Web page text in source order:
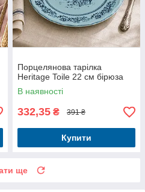
Порцелянова тарілка
Heritage Toile 22 см бірюза
В наявності
332,35 ₴ 391 ₴
Купити
ще